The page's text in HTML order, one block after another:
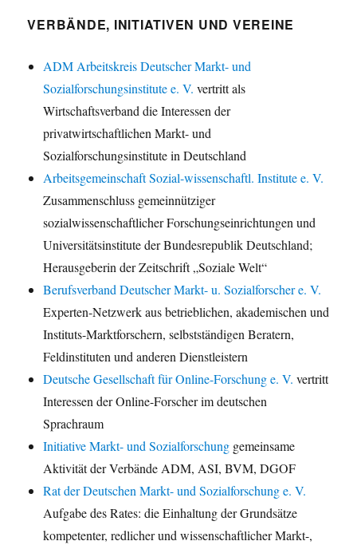
VERBÄNDE, INITIATIVEN UND VEREINE
ADM Arbeitskreis Deutscher Markt- und
Sozialforschungsinstitute e. V. vertritt als
Wirtschaftsverband die Interessen der
privatwirtschaftlichen Markt- und
Sozialforschungsinstitute in Deutschland
Arbeitsgemeinschaft Sozial-wissenschaftl. Institute e. V.
Zusammenschluss gemeinnütziger
sozialwissenschaftlicher Forschungseinrichtungen und
Universitätsinstitute der Bundesrepublik Deutschland;
Herausgeberin der Zeitschrift „Soziale Welt“
Berufsverband Deutscher Markt- u. Sozialforscher e. V.
Experten-Netzwerk aus betrieblichen, akademischen und
Instituts-Marktforschern, selbstständigen Beratern,
Feldinstituten und anderen Dienstleistern
Deutsche Gesellschaft für Online-Forschung e. V. vertritt
Interessen der Online-Forscher im deutschen
Sprachraum
Initiative Markt- und Sozialforschung gemeinsame
Aktivität der Verbände ADM, ASI, BVM, DGOF
Rat der Deutschen Markt- und Sozialforschung e. V.
Aufgabe des Rates: die Einhaltung der Grundsätze
kompetenter, redlicher und wissenschaftlicher Markt-,